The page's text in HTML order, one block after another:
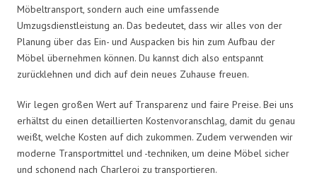
Möbeltransport, sondern auch eine umfassende
Umzugsdienstleistung an. Das bedeutet, dass wir alles von der
Planung über das Ein- und Auspacken bis hin zum Aufbau der
Möbel übernehmen können. Du kannst dich also entspannt
zurücklehnen und dich auf dein neues Zuhause freuen.
Wir legen großen Wert auf Transparenz und faire Preise. Bei uns
erhältst du einen detaillierten Kostenvoranschlag, damit du genau
weißt, welche Kosten auf dich zukommen. Zudem verwenden wir
moderne Transportmittel und -techniken, um deine Möbel sicher
und schonend nach Charleroi zu transportieren.